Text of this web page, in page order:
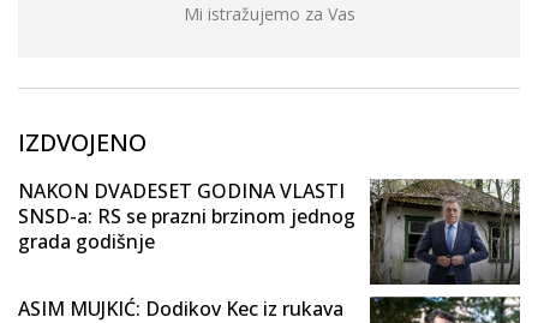
Mi istražujemo za Vas
IZDVOJENO
NAKON DVADESET GODINA VLASTI
SNSD-a: RS se prazni brzinom jednog
grada godišnje
ASIM MUJKIĆ: Dodikov Kec iz rukava